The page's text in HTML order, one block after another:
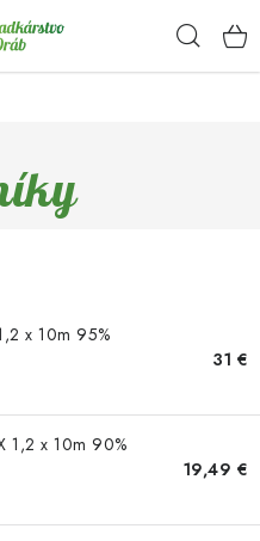
x 10m 95%
31 €
1,2 x 10m 90%
19,49 €